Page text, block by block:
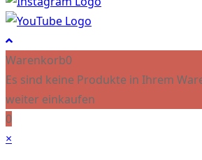
Warenkorb0
Es sind keine Produkte in Ihrem
weiter einkaufen
0
×